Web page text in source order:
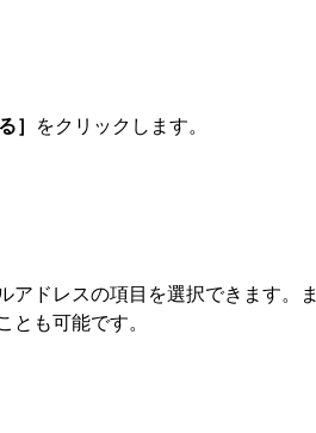
］ をクリックします。
ドレスの項目を選択できます。ま
も可能です。